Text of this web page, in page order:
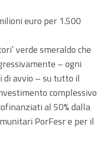
euro per 1.500
verde smeraldo che
– ogni
avvio – su tutto il
complessivo
al 50% dalla
PorFesr e per il